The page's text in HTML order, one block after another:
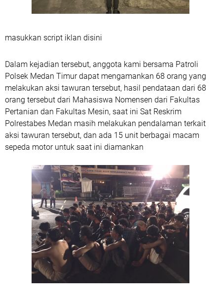
masukkan script iklan disini
Dalam kejadian tersebut, anggota kami bersama Patroli
Polsek Medan Timur dapat mengamankan 68 orang yang
melakukan aksi tawuran tersebut, hasil pendataan dari 68
orang tersebut dari Mahasiswa Nomensen dari Fakultas
Pertanian dan Fakultas Mesin, saat ini Sat Reskrim
Polrestabes Medan masih melakukan pendalaman terkait
aksi tawuran tersebut, dan ada 15 unit berbagai macam
sepeda motor untuk saat ini diamankan